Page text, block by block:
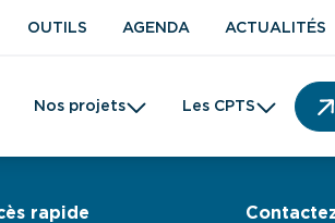
OUTILS AGENDA ACTUALITÉS
Nos projets Les CPTS
rapide